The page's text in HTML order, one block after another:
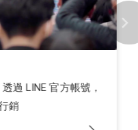
過 LINE 官方帳號，
銷